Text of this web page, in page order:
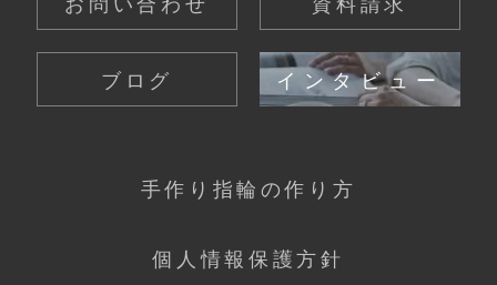
ブログ インタビュー
手作り指輪の作り方
個人情報保護方針